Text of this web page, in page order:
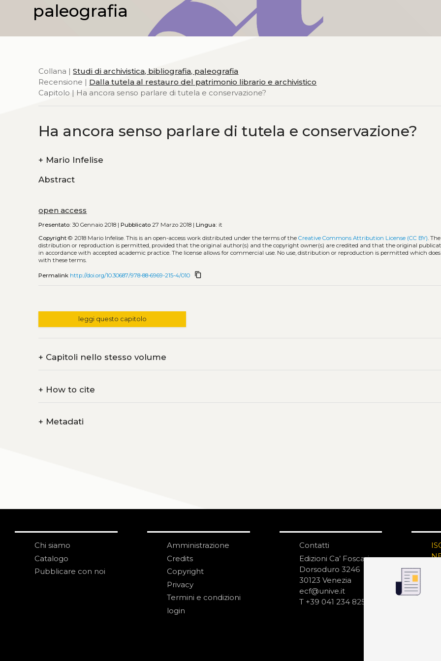
paleografia
Collana |Studi di archivistica, bibliografia, paleografia
Recensione | Dalla tutela al restauro del patrimonio librario e archivistico
Capitolo | Ha ancora senso parlare di tutela e conservazione?
Ha ancora senso parlare di tutela e conservazione?
+ Mario Infelise
Abstract
open access
Presentato: 30 Gennaio 2018 |Pubblicato 27 Marzo 2018 |Lingua: it
Copyright © 2018 Mario Infelise.This is an open-access work distributed under the terms of theCreative Commons Attribution License (CC BY).
distribution or reproduction is permitted, provided that the original author(s) and the copyright owner(s) are credited and that the original
in accordance with accepted academic practice. The license allows for commercial use. No use, distribution or reproduction is permitted which
with these terms.
Permalink http://doi.org/10.30687/978-88-6969-215-4/010 content_copy
leggi questo capitolo
+ Capitoli nello stesso volume
+ How to cite
+ Metadati
Chi siamo
Catalogo
Pubblicare con noi
Amministrazione
Credits
Copyright
Privacy
Termini e condizioni
login
Contatti
Edizioni Ca’ Foscari
Dorsoduro 3246
30123 Venezia
ecf@unive.it
T +39 041 234 8250